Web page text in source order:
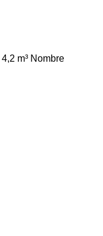
4,2 m³ Nombre